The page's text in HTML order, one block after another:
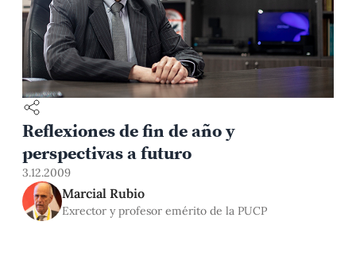
Reflexiones de fin de año y
perspectivas a futuro
3.12.2009
Marcial Rubio
Exrector y profesor emérito de la PUCP